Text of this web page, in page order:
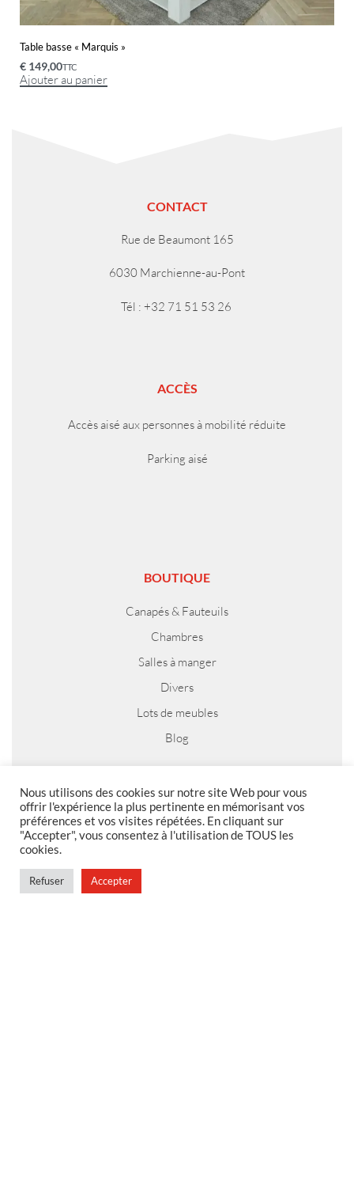
Table basse « Marquis »
€ 149,00TTC
Ajouter au panier
CONTACT
Rue de Beaumont 165
6030 Marchienne-au-Pont
Tél : +32 71 51 53 26
ACCÈS
Accès aisé aux personnes à mobilité réduite
Parking aisé
BOUTIQUE
Canapés & Fauteuils
Chambres
Salles à manger
Divers
Lots de meubles
Blog
MENTIONS LEGALES
Politique de confidentialité
Conditions générales de vente
Nous utilisons des cookies sur notre site Web pour vous
offrir l'expérience la plus pertinente en mémorisant vos
préférences et vos visites répétées. En cliquant sur
"Accepter", vous consentez à l'utilisation de TOUS les
cookies.
Refuser Accepter